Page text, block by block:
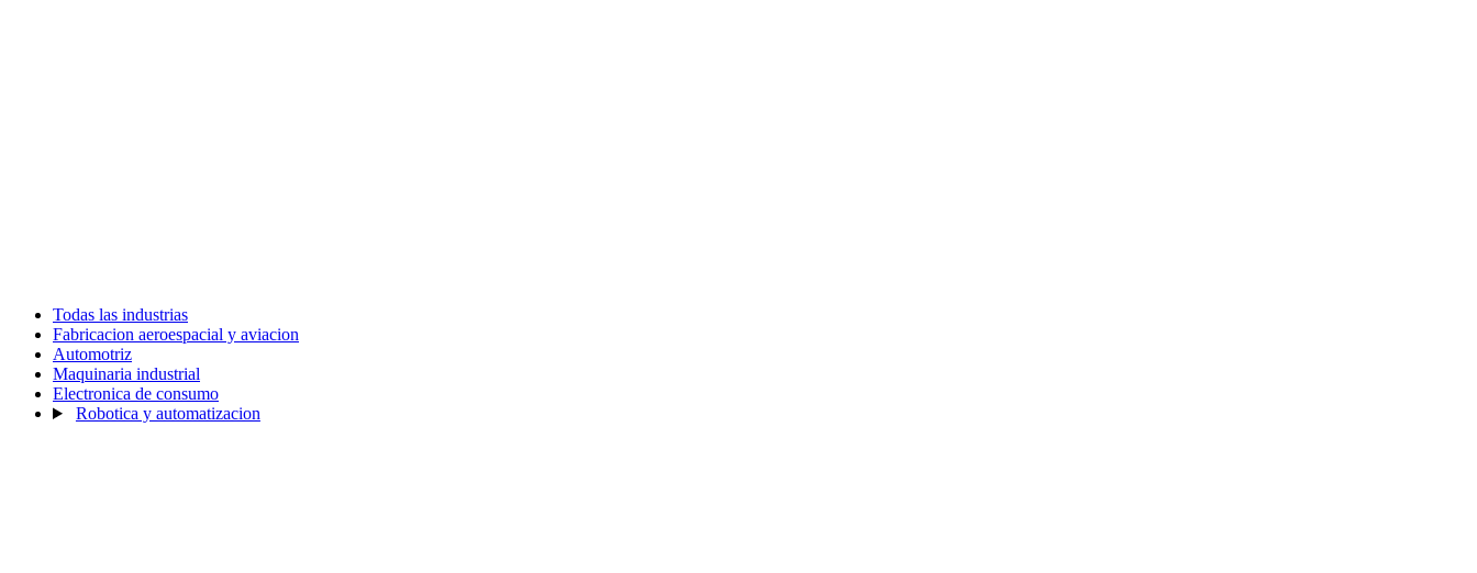
Todas las industrias
Fabricacion aeroespacial y aviacion
Automotriz
Maquinaria industrial
Electronica de consumo
Robotica y automatizacion